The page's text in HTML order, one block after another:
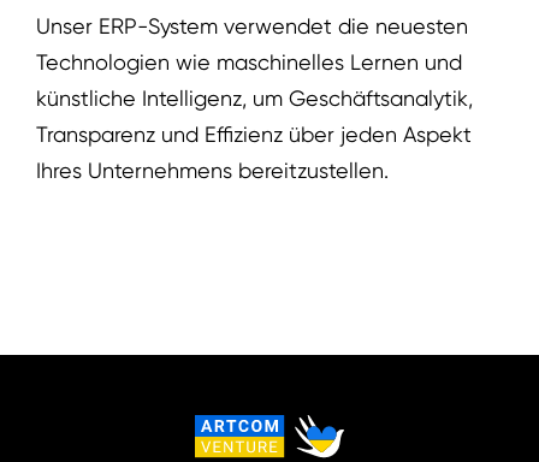
Unser ERP-System verwendet die neuesten
Technologien wie maschinelles Lernen und
künstliche Intelligenz, um Geschäftsanalytik,
Transparenz und Effizienz über jeden Aspekt
Ihres Unternehmens bereitzustellen.